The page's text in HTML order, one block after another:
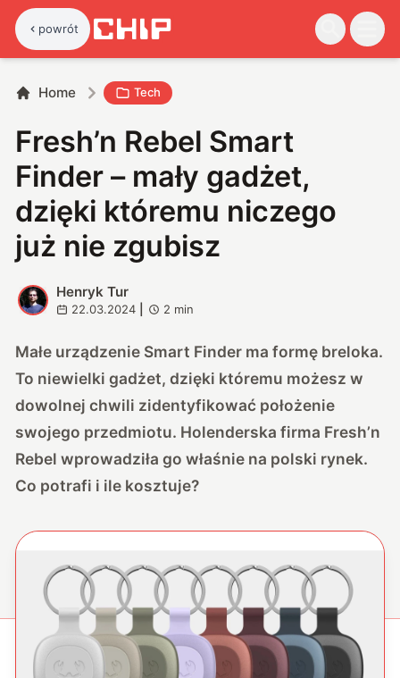
powrót
Home Tech
Fresh’n Rebel Smart
Finder – mały gadżet,
dzięki któremu niczego
już nie zgubisz
H
Henryk Tur
22.03.2024 2 min
Małe urządzenie Smart Finder ma formę breloka.
To niewielki gadżet, dzięki któremu możesz w
dowolnej chwili zidentyfikować położenie
swojego przedmiotu. Holenderska firma Fresh’n
Rebel wprowadziła go właśnie na polski rynek.
Co potrafi i ile kosztuje?